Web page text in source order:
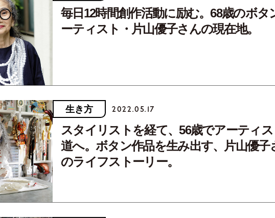
毎日12時間創作活動に励む。68歳のボタ
ーティスト・片山優子さんの現在地。
生き方 2022.05.17
スタイリストを経て、56歳でアーティ
道へ。ボタン作品を生み出す、片山優子
のライフストーリー。